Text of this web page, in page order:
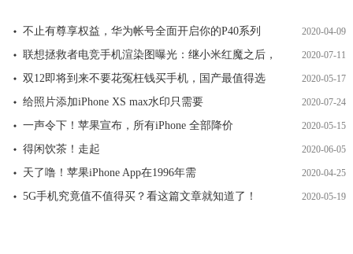
不止有尊享权益，华为帐号全面开启你的P40系列 2020-04-09
联想拯救者电竞手机渲染图曝光：继小米红魔之后， 2020-07-11
双12即将到来不要花冤枉钱买手机，国产最值得选 2020-05-17
给照片添加iPhone XS max水印只需要 2020-07-24
一声令下！苹果宣布，所有iPhone 全部降价 2020-05-15
得闲饮茶！走起 2020-06-05
天了噜！苹果iPhone App在1996年需 2020-04-25
5G手机究竟值不值得买？看这篇文章就知道了！ 2020-05-19